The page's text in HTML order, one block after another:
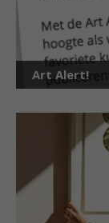
Art Alert!